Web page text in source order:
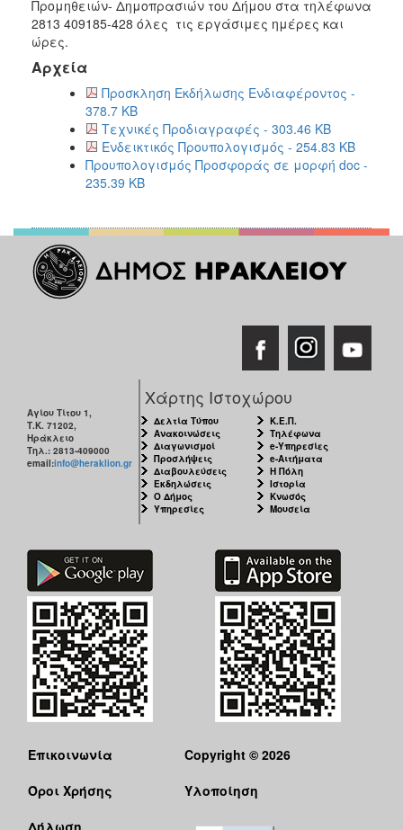
Προμηθειών- Δημοπρασιών του Δήμου στα τηλέφωνα
2813 409185-428 όλες τις εργάσιμες ημέρες και
ώρες.
Αρχεία
Προσκληση Εκδήλωσης Ενδιαφέροντος -
378.7 KB
Τεχνικές Προδιαγραφές - 303.46 KB
Ενδεικτικός Προυπολογισμός - 254.83 KB
Προυπολογισμός Προσφοράς σε μορφή doc -
235.39 KB
Αγίου Τίτου 1,
Τ.Κ. 71202,
Ηράκλειο
Τηλ.: 2813-409000
email:info@heraklion.gr
Χάρτης Ιστοχώρου
Δελτία Τύπου
Ανακοινώσεις
Διαγωνισμοί
Προσλήψεις
Διαβουλεύσεις
Εκδηλώσεις
Ο Δήμος
Υπηρεσίες
Κ.Ε.Π.
Τηλέφωνα
e-Υπηρεσίες
e-Αιτήματα
Η Πόλη
Ιστορία
Κνωσός
Μουσεία
Επικοινωνία
Όροι Χρήσης
Δήλωση
Copyright © 2026
Υλοποίηση